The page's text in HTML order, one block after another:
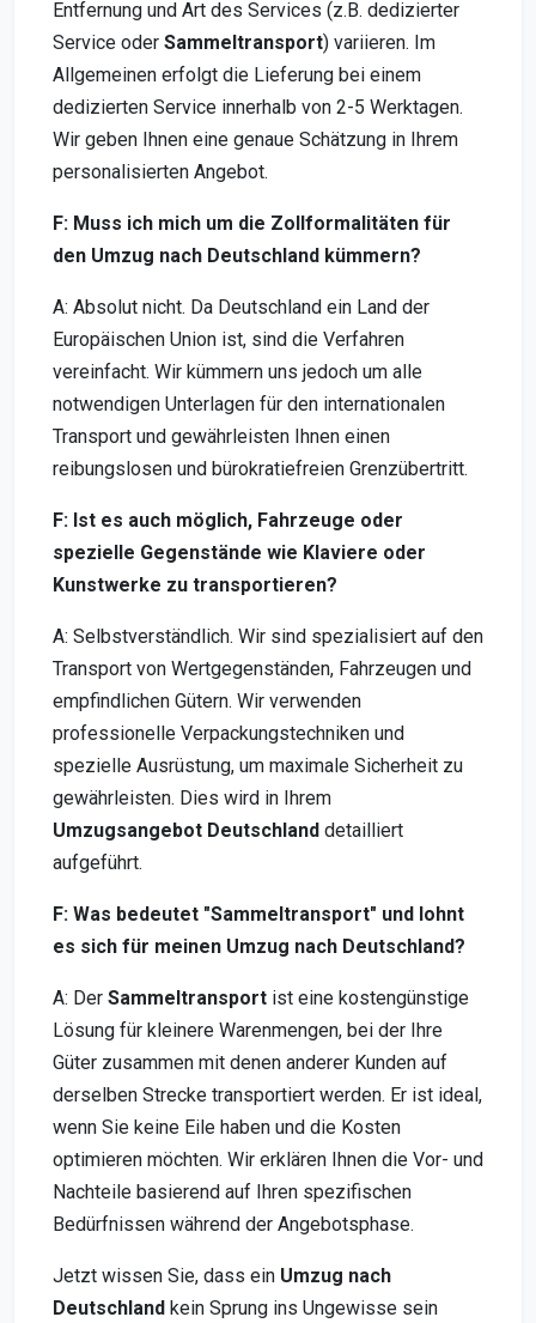
Entfernung und Art des Services (z.B. dedizierter
Service oder Sammeltransport) variieren. Im
Allgemeinen erfolgt die Lieferung bei einem
dedizierten Service innerhalb von 2-5 Werktagen.
Wir geben Ihnen eine genaue Schätzung in Ihrem
personalisierten Angebot.
F: Muss ich mich um die Zollformalitäten für
den Umzug nach Deutschland kümmern?
A: Absolut nicht. Da Deutschland ein Land der
Europäischen Union ist, sind die Verfahren
vereinfacht. Wir kümmern uns jedoch um alle
notwendigen Unterlagen für den internationalen
Transport und gewährleisten Ihnen einen
reibungslosen und bürokratiefreien Grenzübertritt.
F: Ist es auch möglich, Fahrzeuge oder
spezielle Gegenstände wie Klaviere oder
Kunstwerke zu transportieren?
A: Selbstverständlich. Wir sind spezialisiert auf den
Transport von Wertgegenständen, Fahrzeugen und
empfindlichen Gütern. Wir verwenden
professionelle Verpackungstechniken und
spezielle Ausrüstung, um maximale Sicherheit zu
gewährleisten. Dies wird in Ihrem
Umzugsangebot Deutschland detailliert
aufgeführt.
F: Was bedeutet "Sammeltransport" und lohnt
es sich für meinen Umzug nach Deutschland?
A: Der Sammeltransport ist eine kostengünstige
Lösung für kleinere Warenmengen, bei der Ihre
Güter zusammen mit denen anderer Kunden auf
derselben Strecke transportiert werden. Er ist ideal,
wenn Sie keine Eile haben und die Kosten
optimieren möchten. Wir erklären Ihnen die Vor- und
Nachteile basierend auf Ihren spezifischen
Bedürfnissen während der Angebotsphase.
Jetzt wissen Sie, dass ein Umzug nach
Deutschland kein Sprung ins Ungewisse sein